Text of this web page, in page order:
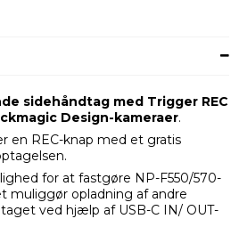
sidehåndtag med Trigger REC
Design-kameraer.
en REC-knap med et gratis
for at fastgøre NP-F550/570-
muliggør opladning af andre
ved hjælp af USB-C IN/ OUT-